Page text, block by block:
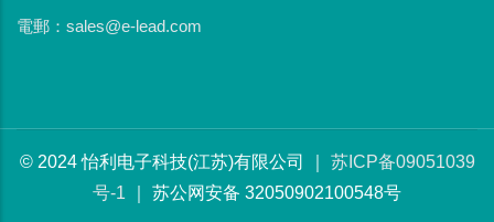
電郵：sales@e-lead.com
© 2024 怡利电子科技(江苏)有限公司 ｜ 苏ICP备09051039
号-1 ｜ 苏公网安备 32050902100548号